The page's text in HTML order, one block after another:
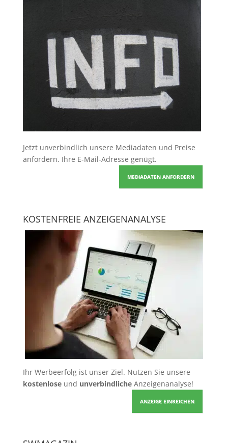
Jetzt unverbindlich unsere Mediadaten und Preise
anfordern. Ihre E-Mail-Adresse genügt.
MEDIADATEN ANFORDERN
KOSTENFREIE ANZEIGENANALYSE
Ihr Werbeerfolg ist unser Ziel. Nutzen Sie unsere
kostenloseund unverbindlicheAnzeigenanalyse!
ANZEIGE EINREICHEN